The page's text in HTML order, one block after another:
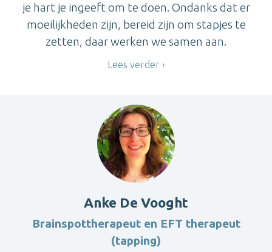
je hart je ingeeft om te doen. Ondanks dat er
moeilijkheden zijn, bereid zijn om stapjes te
zetten, daar werken we samen aan.
Lees verder
Anke De Vooght
Brainspottherapeut en EFT therapeut
(tapping)